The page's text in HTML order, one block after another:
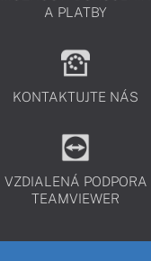
A PLATBY
KONTAKTUJTE NÁS
VZDIALENÁ PODPORA
TEAMVIEWER